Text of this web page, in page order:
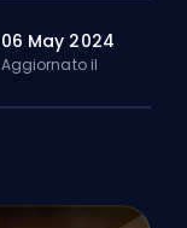
06 May 2024
Aggiornato il